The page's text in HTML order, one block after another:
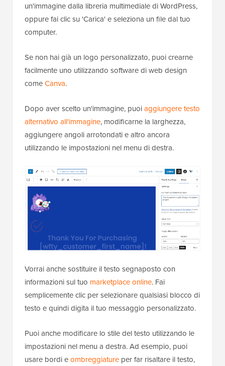
un'immagine dalla libreria multimediale di WordPress,
oppure fai clic su 'Carica' e seleziona un file dal tuo
computer.
Se non hai già un logo personalizzato, puoi crearne
facilmente uno utilizzando software di web design
comeCanva.
Dopo aver scelto un'immagine, puoiaggiungere testo
alternativo all'immagine, modificarne la larghezza,
aggiungere angoli arrotondati e altro ancora
utilizzando le impostazioni nel menu di destra.
Vorrai anche sostituire il testo segnaposto con
informazioni sul tuo marketplace online. Fai
semplicemente clic per selezionare qualsiasi blocco di
testo e quindi digita il tuo messaggio personalizzato.
Puoi anche modificare lo stile del testo utilizzando le
impostazioni nel menu a destra. Ad esempio, puoi
usare bordi eombreggiature per far risaltare il testo,